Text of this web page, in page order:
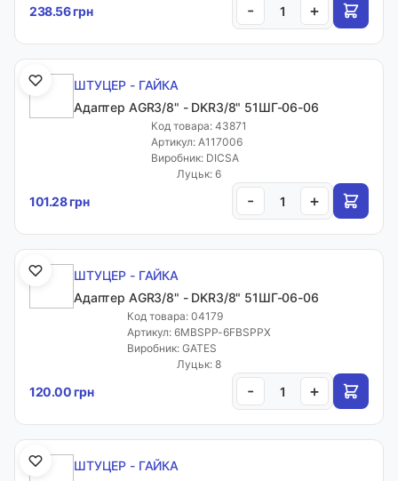
238.56 грн - +
ШТУЦЕР - ГАЙКА
Адаптер AGR3/8" - DKR3/8" 51ШГ-06-06
Код товара: 43871
Артикул: A117006
Виробник: DICSA
Луцьк: 6
101.28 грн - +
ШТУЦЕР - ГАЙКА
Адаптер AGR3/8" - DKR3/8" 51ШГ-06-06
Код товара: 04179
Артикул: 6MBSPP-6FBSPPX
Виробник: GATES
Луцьк: 8
120.00 грн - +
ШТУЦЕР - ГАЙКА